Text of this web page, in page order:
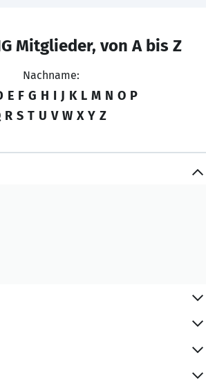
Mitglieder, von A bis Z
Nachname:
E F G H I J K L M N O P
R S T U V W X Y Z